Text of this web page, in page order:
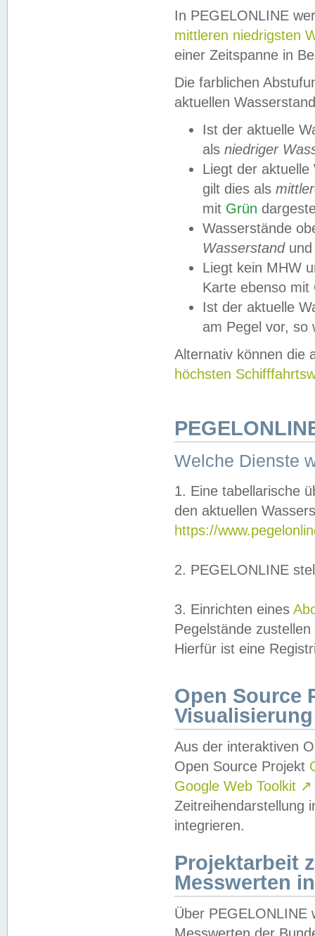
In PEGELONLINE
mittleren niedrigsten
einer Zeitspanne in
Die farblichen
aktuellen
Ist der aktuelle
als niedriger
Liegt der
gilt dies als
mit Grün
Wasserstände
Wasserstandund
Liegt kein MHW
Karte ebenso mit
Ist der aktuelle
am Pegel vor,
Alternativ können die
höchsten
Welche Dienste
1. Eine tabellarische
den aktuellen
https://
2. PEGELONLINE
3. Einrichten eines
Pegelstände
Hierfür ist eine
Open Source
Visualisierung
Aus der interaktiven
Open Source Projekt
Google Web Toolkit ↗
Zeitreihendarstellung
integrieren.
Projektarbeit
Messwerten
Über PEGELONLINE